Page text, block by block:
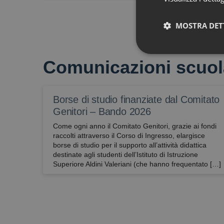
Comunicazioni
Borse di studio finanziate dal Comitato
Genitori – Bando 2026
Come ogni anno il Comitato Genitori, grazie ai fondi
raccolti attraverso il Corso di Ingresso, elargisce
borse di studio per il supporto all’attività didattica
destinate agli studenti dell’Istituto di Istruzione
Superiore Aldini Valeriani (che hanno frequentato […]
MOSTRA
Tecnici
Sono i cookie che
ulteriori e sono
potrebbero essere
(visualizzazione